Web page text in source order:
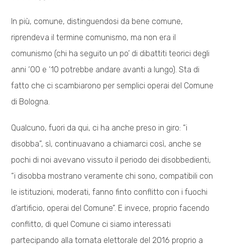
In più, comune, distinguendosi da bene comune,
riprendeva il termine comunismo, ma non era il
comunismo (chi ha seguito un po’ di dibattiti teorici degli
anni ‘00 e ‘10 potrebbe andare avanti a lungo). Sta di
fatto che ci scambiarono per semplici operai del Comune
di Bologna.
Qualcuno, fuori da qui, ci ha anche preso in giro: “i
disobba”, sì, continuavano a chiamarci così, anche se
pochi di noi avevano vissuto il periodo dei disobbedienti,
“i disobba mostrano veramente chi sono, compatibili con
le istituzioni, moderati, fanno finto conflitto con i fuochi
d’artificio, operai del Comune”. E invece, proprio facendo
conflitto, di quel Comune ci siamo interessati
partecipando alla tornata elettorale del 2016 proprio a